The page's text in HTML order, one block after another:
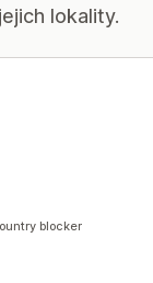
lokality.
blocker